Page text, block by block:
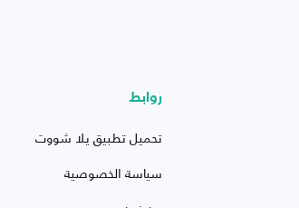
روابط
تحميل تطبيق يلا شووت
سياسة الخصوصية